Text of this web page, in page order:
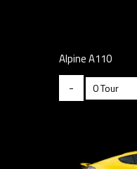
Alpine A110
-